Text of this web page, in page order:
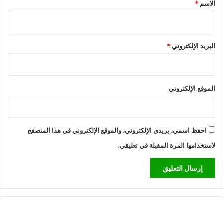
الاسم *
البريد الإلكتروني*
الموقع الإلكتروني
احفظ اسمي، بريدي الإلكتروني، والموقع الإلكتروني في هذا المتصفح
لاستخدامها المرة المقبلة في تعليقي.